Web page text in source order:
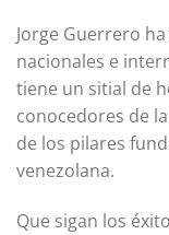
Jorge Guerrero
nacionales e
tiene un sitial de
conocedores de
de los pilares
venezolana.
Que sigan los